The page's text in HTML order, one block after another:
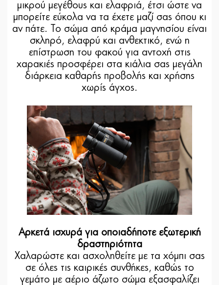
μικρού μεγέθους και ελαφριά, έτσι ώστε να
μπορείτε εύκολα να τα έχετε μαζί σας όπου κι
αν πάτε. Το σώμα από κράμα μαγνησίου είναι
σκληρό, ελαφρύ και ανθεκτικό, ενώ η
επίστρωση του φακού για αντοχή στις
χαρακιές προσφέρει στα κιάλια σας μεγάλη
διάρκεια καθαρής προβολής και χρήσης
χωρίς άγχος.
Αρκετά ισχυρά για οποιαδήποτε εξωτερική
δραστηριότητα
Χαλαρώστε και ασχοληθείτε με τα χόμπι σας
σε όλες τις καιρικές συνθήκες, καθώς το
γεμάτο με αέριο άζωτο σώμα εξασφαλίζει